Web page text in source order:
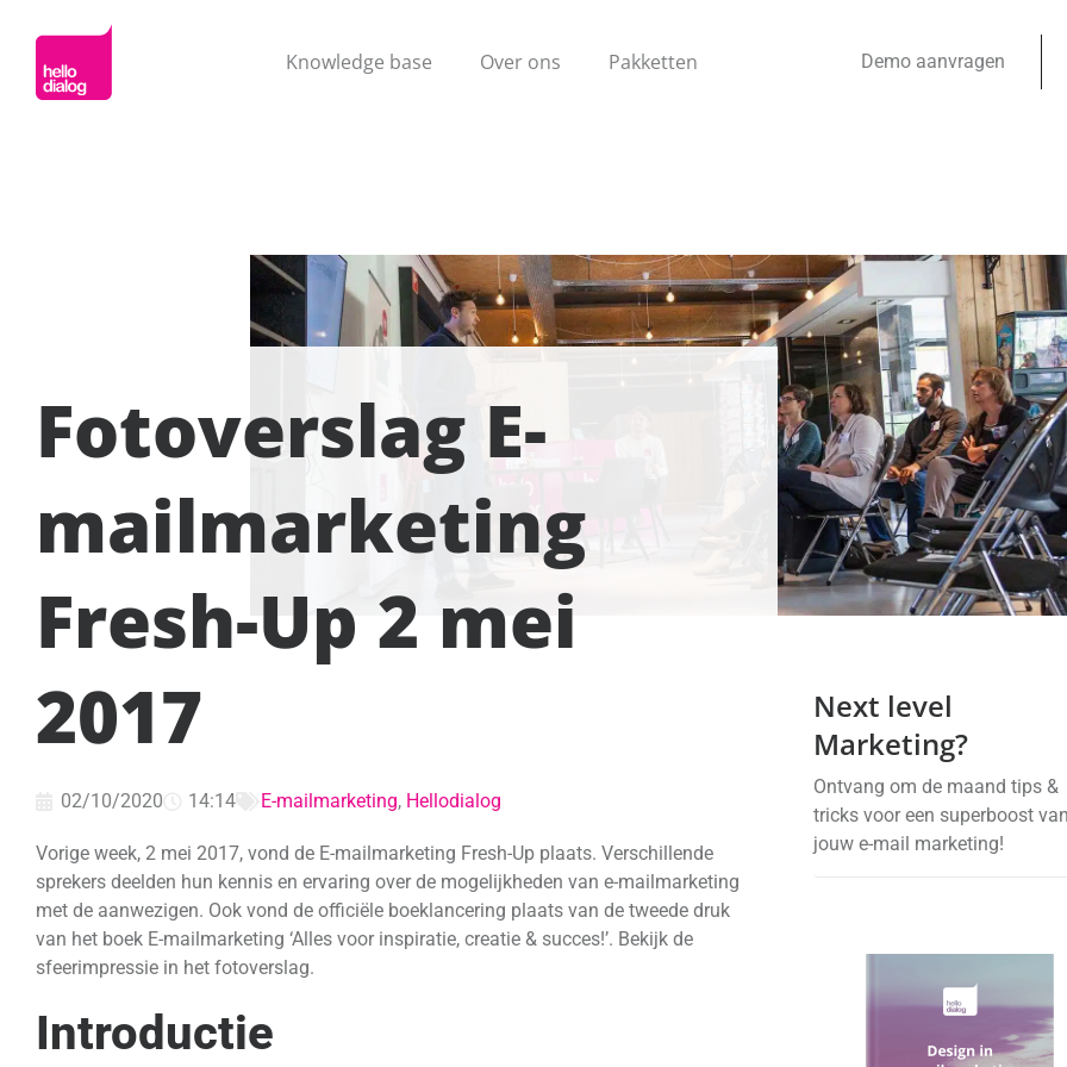
Knowledge base Over ons Pakketten Demo aanvragen
Fotoverslag E-
mailmarketing
Fresh-Up 2 mei
2017
02/10/2020 14:14 E-mailmarketing, Hellodialog
Vorige week, 2 mei 2017, vond de E-mailmarketing Fresh-Up plaats. Verschillende
sprekers deelden hun kennis en ervaring over de mogelijkheden van e-mailmarketing
met de aanwezigen. Ook vond de officiële boeklancering plaats van de tweede druk
van het boek E-mailmarketing ‘Alles voor inspiratie, creatie & succes!’. Bekijk de
sfeerimpressie in het fotoverslag.
Introductie
Next level
Marketing?
Ontvang om de maand tips &
tricks voor een superboost
jouw e-mail marketing!